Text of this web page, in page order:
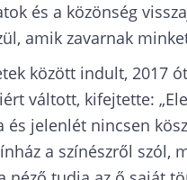
és a közönség
amik zavarnak
között indult, 2017
váltott, kifejtette:
jelenlét nincsen
a színészről szól,